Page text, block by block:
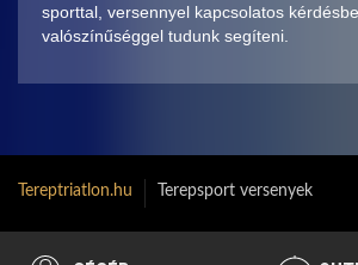
sporttal, versennyel kapcsolatos
valószínűséggel tudunk segíteni.
Tereptriatlon.hu Terepsport versenyek